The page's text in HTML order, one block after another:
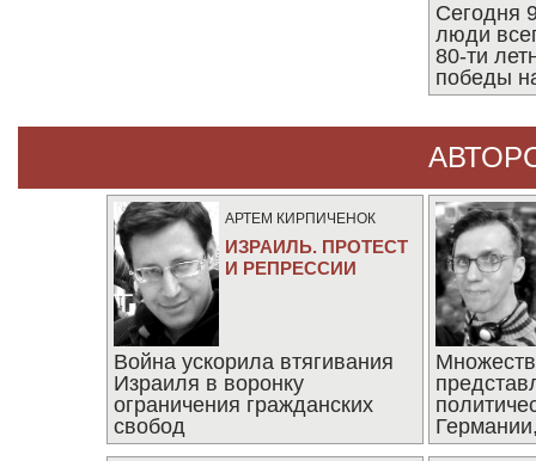
Сегодня
люди
80-ти
победы
АРТЕМ КИРПИЧЕНОК
ИЗРАИЛЬ. ПРОТЕСТ
И РЕПРЕССИИ
Война ускорила втягивания
Израиля в воронку
ограничения гражданских
свобод